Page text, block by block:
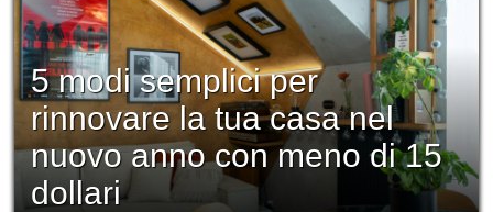
5 modi semplici per
rinnovare la tua casa nel
nuovo anno con meno di 15
dollari